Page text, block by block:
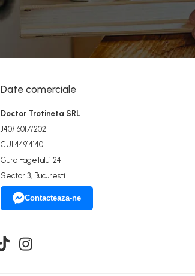
Date comerciale
Doctor Trotineta SRL
J40/16017/2021
CUI 44914140
Gura Fagetului 24
Sector 3, Bucuresti
Contacteaza-ne